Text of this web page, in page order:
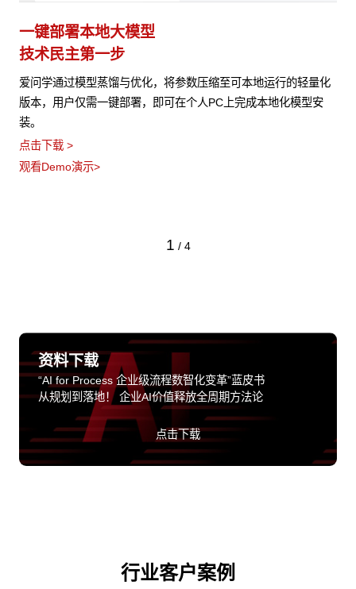
一键部署本地大模型
技术民主第一步
爱问学通过模型蒸馏与优化，将参数压缩至可本地运行的轻量化
版本，用户仅需一键部署，即可在个人PC上完成本地化模型安
装。
点击下载 >
观看Demo演示>
1 / 4
资料下载
“AI for Process 企业级流程数智化变革”蓝皮书
从规划到落地！ 企业AI价值释放全周期方法论
点击下载
行业客户案例